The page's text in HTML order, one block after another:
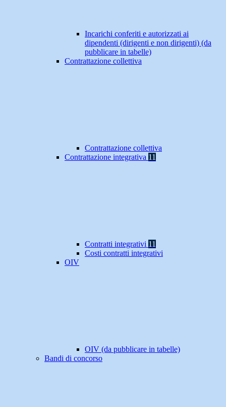
Incarichi conferiti e autorizzati ai
dipendenti (dirigenti e non dirigenti) (da
pubblicare in tabelle)
Contrattazione collettiva
Contrattazione collettiva
Contrattazione integrativa 11
Contratti integrativi 11
Costi contratti integrativi
OIV
OIV (da pubblicare in tabelle)
Bandi di concorso